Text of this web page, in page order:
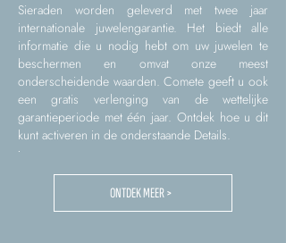
Sieraden worden geleverd met twee jaar
internationale juwelengarantie. Het biedt alle
informatie die u nodig hebt om uw juwelen te
beschermen en omvat onze meest
onderscheidende waarden. Comete geeft u ook
een gratis verlenging van de wettelijke
garantieperiode met één jaar. Ontdek hoe u dit
kunt activeren in de onderstaande Details.
ONTDEK MEER >